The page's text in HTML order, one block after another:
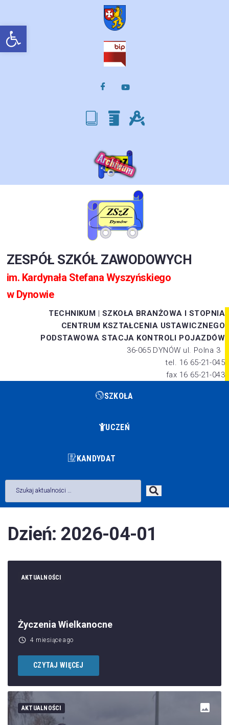
Otwórz pasek narzędzi
ZESPÓŁ SZKÓŁ ZAWODOWYCH
im. Kardynała Stefana Wyszyńskiego
w Dynowie
TECHNIKUM | SZKOŁA BRANŻOWA I STOPNIA
CENTRUM KSZTAŁCENIA USTAWICZNEGO
PODSTAWOWA STACJA KONTROLI POJAZDÓW
36-065 DYNÓW ul. Polna 3
tel. 16 65-21-045
fax 16 65-21-043
SZKOŁA
UCZEŃ
KANDYDAT
Dzień: 2026-04-01
AKTUALNOŚCI
Życzenia Wielkanocne
4 miesiące ago
CZYTAJ WIĘCEJ
AKTUALNOŚCI